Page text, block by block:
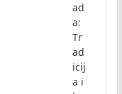
ad
a:
Tr
ad
icij
a i